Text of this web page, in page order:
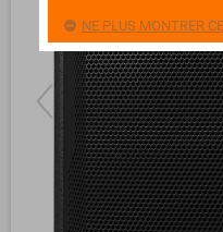
NE PLUS MONTRER